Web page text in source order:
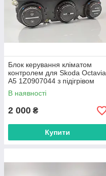
Блок керування кліматом
контролем для Skoda Octavia
A5 1Z0907044 з підігрівом
сидінь
В наявності
2 000 ₴
Купити